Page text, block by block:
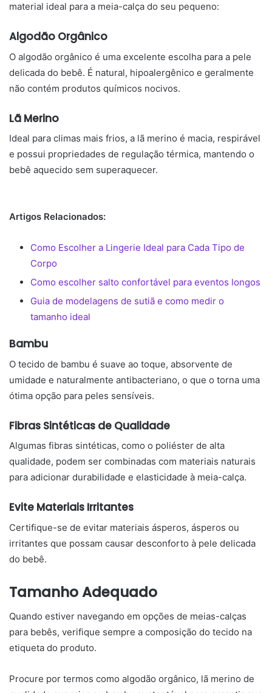
material ideal para a meia-calça do seu pequeno:
Algodão Orgânico
O algodão orgânico é uma excelente escolha para a pele
delicada do bebê. É natural, hipoalergênico e geralmente
não contém produtos químicos nocivos.
Lã Merino
Ideal para climas mais frios, a lã merino é macia, respirável
e possui propriedades de regulação térmica, mantendo o
bebê aquecido sem superaquecer.
Artigos Relacionados:
Como Escolher a Lingerie Ideal para Cada Tipo de
Corpo
Como escolher salto confortável para eventos longos
Guia de modelagens de sutiã e como medir o
tamanho ideal
Bambu
O tecido de bambu é suave ao toque, absorvente de
umidade e naturalmente antibacteriano, o que o torna uma
ótima opção para peles sensíveis.
Fibras Sintéticas de Qualidade
Algumas fibras sintéticas, como o poliéster de alta
qualidade, podem ser combinadas com materiais naturais
para adicionar durabilidade e elasticidade à meia-calça.
Evite Materiais Irritantes
Certifique-se de evitar materiais ásperos, ásperos ou
irritantes que possam causar desconforto à pele delicada
do bebê.
Tamanho Adequado
Quando estiver navegando em opções de meias-calças
para bebês, verifique sempre a composição do tecido na
etiqueta do produto.
Procure por termos como algodão orgânico, lã merino de